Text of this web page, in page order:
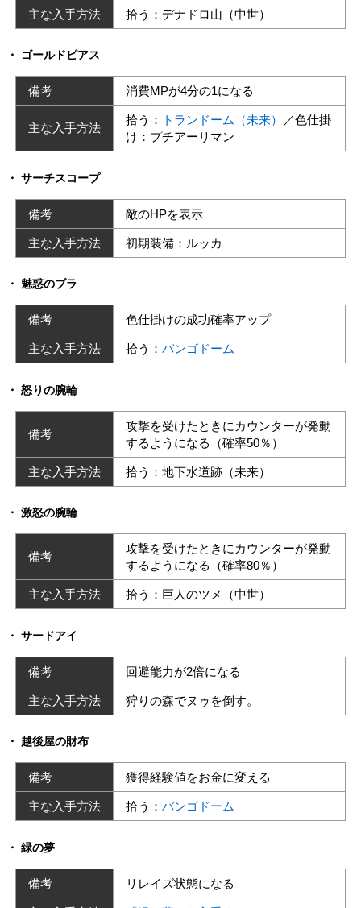
主な入手方法 拾う：デナドロ山（中世）
ゴールドピアス
備考 消費MPが4分の1になる
主な入手方法
拾う： トランドーム（未来）
／色仕掛
け：プチアーリマン
サーチスコープ
備考 敵のHPを表示
主な入手方法 初期装備：ルッカ
魅惑のブラ
備考 色仕掛けの成功確率アップ
主な入手方法 拾う： バンゴドーム
怒りの腕輪
備考
攻撃を受けたときにカウンターが発動
するようになる（確率50％）
主な入手方法 拾う：地下水道跡（未来）
激怒の腕輪
備考
攻撃を受けたときにカウンターが発動
するようになる（確率80％）
主な入手方法 拾う：巨人のツメ（中世）
サードアイ
備考 回避能力が2倍になる
主な入手方法 狩りの森でヌゥを倒す。
越後屋の財布
備考 獲得経験値をお金に変える
主な入手方法 拾う： バンゴドーム
緑の夢
備考 リレイズ状態になる